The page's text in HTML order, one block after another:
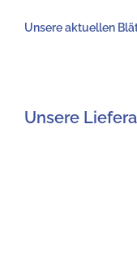
Unsere aktuellen
Unsere